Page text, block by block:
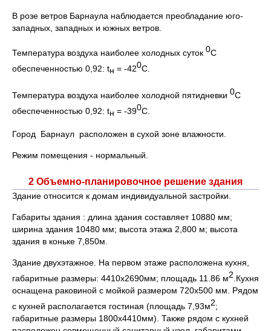
В розе ветров Барнаула наблюдается преобладание юго-
западных, западных и южных ветров.
Температура воздуха наиболее холодных суток 0С
обеспеченностью 0,92: tн = -420С.
Температура воздуха наиболее холодной пятидневки 0С
обеспеченностью 0,92: tн = -390С.
Город Барнаул расположен в сухой зоне влажности.
Режим помещения - нормальный.
2 Объемно-планировочное решение здания
Здание относится к домам индивидуальной застройки.
Габариты здания : длина здания составляет 10880 мм;
ширина здания 10480 мм; высота этажа 2,800 м; высота
здания в коньке 7,850м.
Здание двухэтажное. На первом этаже расположена кухня,
габаритные размеры: 4410х2690мм; площадь 11.86 м2 .Кухня
оснащена раковиной с мойкой размером 720х500 мм. Рядом
с кухней располагается гостиная (площадь 7,93м2;
габаритные размеры 1800х4410мм). Также рядом с кухней